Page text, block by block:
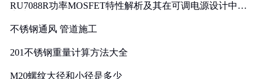
RU7088R功率MOSFET特性解析及其在可调电源设计中的
不锈钢通风 管道施工
201不锈钢重量计算方法大全
M20螺纹大径和小径是多少